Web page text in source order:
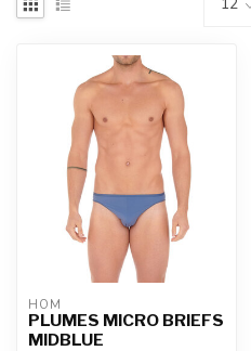
HOM
PLUMES MICRO BRIEFS
MIDBLUE